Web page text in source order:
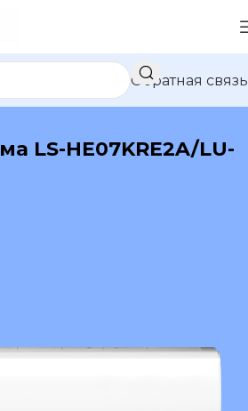
Обратная связь
LS-HE07KRE2A/LU-